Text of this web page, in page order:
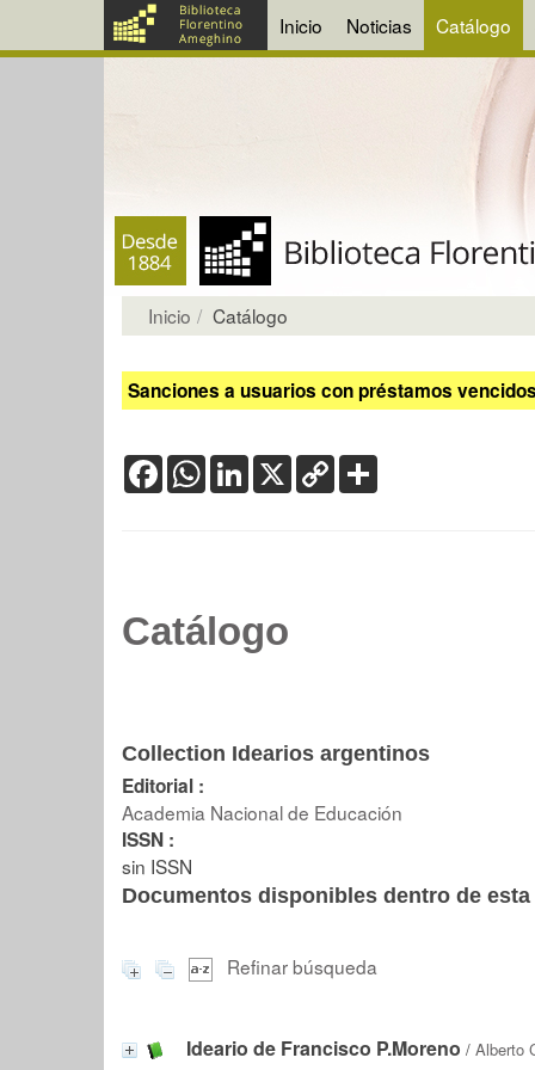
Inicio Noticias Catálogo
Inicio Catálogo
Sanciones a usuarios con préstamos
FacebookWhatsApp
LinkedIn
X Copy
Link
Catálogo
Collection Idearios argentinos
Editorial :
Academia Nacional de Educación
ISSN :
sin ISSN
Documentos disponibles dentro de
Refinar búsqueda
Ideario de Francisco P.Moreno / Alberto